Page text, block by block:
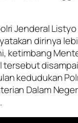
Jenderal
dirinya
ketimbang
tersebut
kedudukan
Dalam